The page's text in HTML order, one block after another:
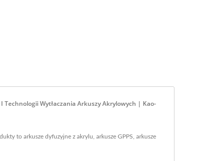
Technologii Wytłaczania Arkuszy Akrylowych | Kao-
to arkusze dyfuzyjne z akrylu, arkusze GPPS, arkusze